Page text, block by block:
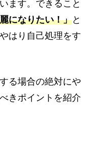
ます。できること
になりたい！」と
はり自己処理をす
る場合の絶対にや
きポイントを紹介